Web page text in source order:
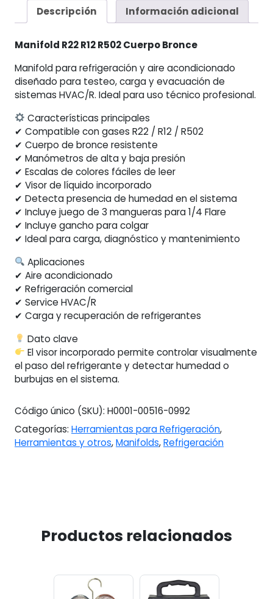
Bronce
con
y
Mangueras
cantidad
Descripción Información adicional
Manifold R22 R12 R502 Cuerpo Bronce
Manifold para refrigeración y aire acondicionado
diseñado para testeo, carga y evacuación de
sistemas HVAC/R. Ideal para uso técnico profesional.
Características principales
✔ Compatible con gases R22 / R12 / R502
✔ Cuerpo de bronce resistente
✔ Manómetros de alta y baja presión
✔ Escalas de colores fáciles de leer
✔ Visor de líquido incorporado
✔ Detecta presencia de humedad en el sistema
✔ Incluye juego de 3 mangueras para 1/4 Flare
✔ Incluye gancho para colgar
✔ Ideal para carga, diagnóstico y mantenimiento
Aplicaciones
✔ Aire acondicionado
✔ Refrigeración comercial
✔ Service HVAC/R
✔ Carga y recuperación de refrigerantes
Dato clave
El visor incorporado permite controlar visualmente
el paso del refrigerante y detectar humedad o
burbujas en el sistema.
Código único (SKU): H0001-00516-0992
Categorías: Herramientas para Refrigeración,
Herramientas y otros,Manifolds,Refrigeración
Productos relacionados